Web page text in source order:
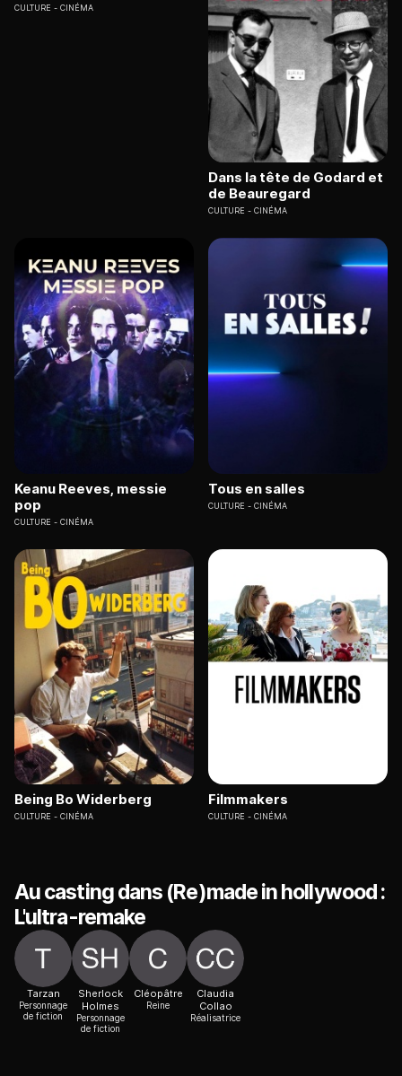
CULTURE CINÉMA
Dans la tête de Godard et
de Beauregard
CULTURE CINÉMA
Keanu Reeves, messie
pop
CULTURE CINÉMA
Tous en salles
CULTURE CINÉMA
Being Bo Widerberg
CULTURE CINÉMA
Filmmakers
CULTURE CINÉMA
Au casting dans (Re)made in hollywood :
L'ultra-remake
Tarzan
Personnage
de fiction
Sherlock
Holmes
Personnage
de fiction
Cléopâtre
Reine
Claudia
Collao
Réalisatrice